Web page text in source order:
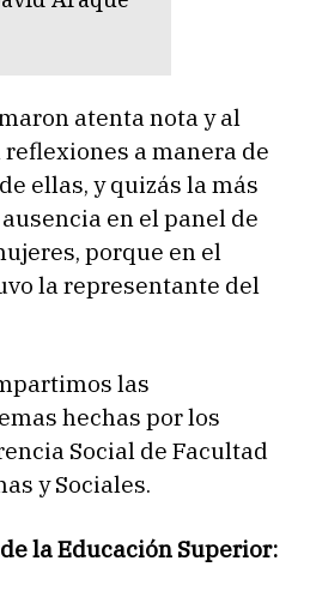
atenta nota y al
a manera de
ellas, y quizás la más
en el panel de
porque en el
la representante del
las
hechas por los
Social de Facultad
y Sociales.
la Educación Superior: